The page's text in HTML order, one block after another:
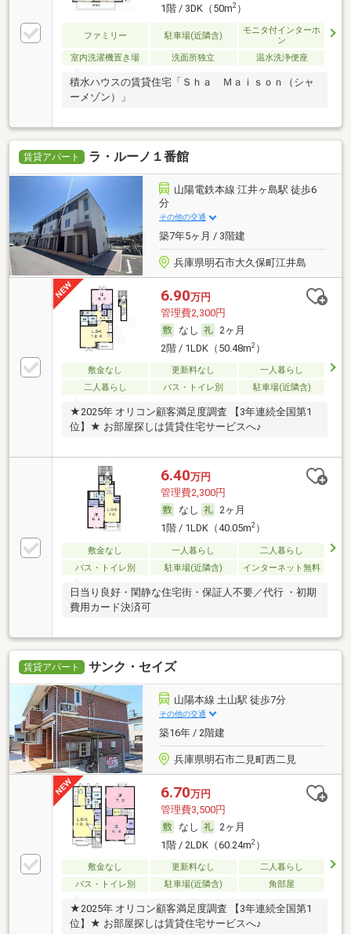
1階 / 3DK（50m2）
ファミリー 駐車場(近隣含)
モニタ付インターホ
ン
室内洗濯機置き場
洗面所独立 温水洗浄便座
積水ハウスの賃貸住宅「Ｓｈａ Ｍａｉｓｏｎ（シャ
ーメゾン）」
賃貸アパート ラ・ルーノ１番館
山陽電鉄本線 江井ヶ島駅 徒歩6
分
その他の交通
築7年5ヶ月 / 3階建
兵庫県明石市大久保町江井島
6.90万円
管理費2,300円
なし
2ヶ月
2階 / 1LDK（50.48m2）
敷金なし 更新料なし
一人暮らし
二人暮らし
バス・トイレ別 駐車場(近隣含)
★2025年 オリコン顧客満足度調査 【3年連続全国第1
位】★ お部屋探しは賃貸住宅サービスへ♪
6.40万円
管理費2,300円
なし
2ヶ月
1階 / 1LDK（40.05m2）
敷金なし 一人暮らし
二人暮らし
バス・トイレ別
駐車場(近隣含) インターネット無料
日当り良好・閑静な住宅街・保証人不要／代行 ・初期
費用カード決済可
賃貸アパート サンク・セイズ
山陽本線 土山駅 徒歩7分
その他の交通
築16年 / 2階建
兵庫県明石市二見町西二見
6.70万円
管理費3,500円
なし
2ヶ月
1階 / 2LDK（60.24m2）
敷金なし 更新料なし
二人暮らし
バス・トイレ別
駐車場(近隣含) 角部屋
★2025年 オリコン顧客満足度調査 【3年連続全国第1
位】★ お部屋探しは賃貸住宅サービスへ♪